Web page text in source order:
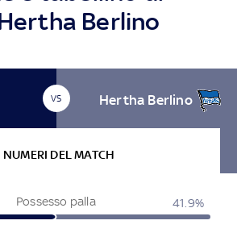
Berlino
VS Hertha Berlino
NUMERI DEL MATCH
Possesso palla 41.9%